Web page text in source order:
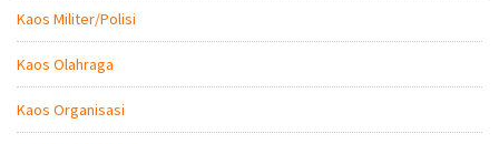
Kaos Militer/Polisi
Kaos Olahraga
Kaos Organisasi